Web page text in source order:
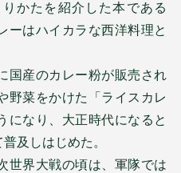
かたを紹介した本である
ーはハイカラな西洋料理と
産のカレー粉が販売され
野菜をかけた「ライスカレ
になり、大正時代になると
及しはじめた。
界大戦の頃は、軍隊では